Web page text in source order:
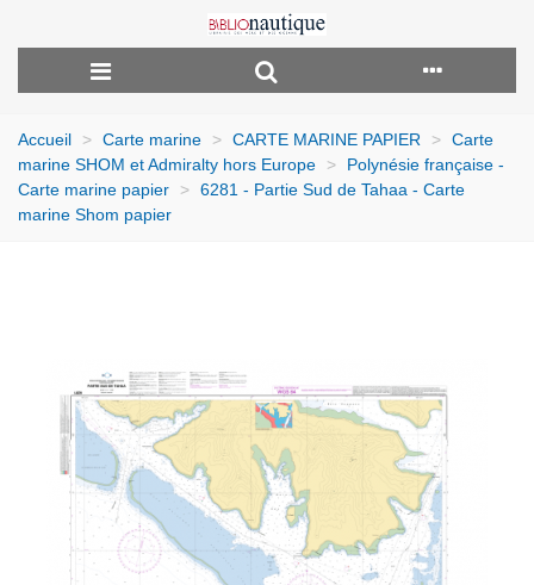
Accueil > Carte marine > CARTE MARINE PAPIER > Carte
marine SHOM et Admiralty hors Europe
>
Polynésie française -
Carte marine papier
> 6281 - Partie Sud de Tahaa - Carte
marine Shom papier